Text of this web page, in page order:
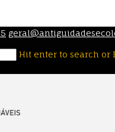
Hit enter to search or